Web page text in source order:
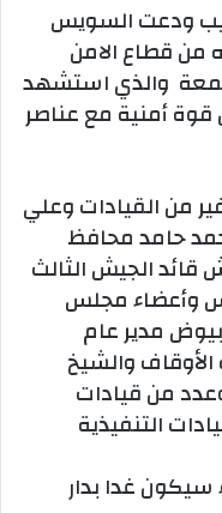
ودعت السويس
من قطاع الامن
والذي استشهد
أمنية مع عناصر
من القيادات وعلي
حامد محافظ
قائد الجيش الثالث
وأعضاء مجلس
مدير عام
الأوقاف والشيخ
من قيادات
التنفيذية
غدا بدار